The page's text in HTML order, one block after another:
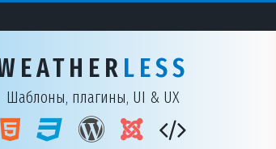
LESS
Шаблоны, плагины, UI & UX